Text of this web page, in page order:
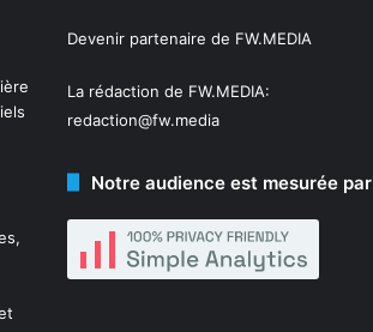
Devenir partenaire de FW.MEDIA
La rédaction de FW.MEDIA:
redaction@fw.media
Notre audience est mesurée par